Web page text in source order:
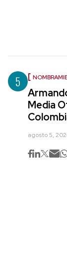
5
Media
agosto 5,